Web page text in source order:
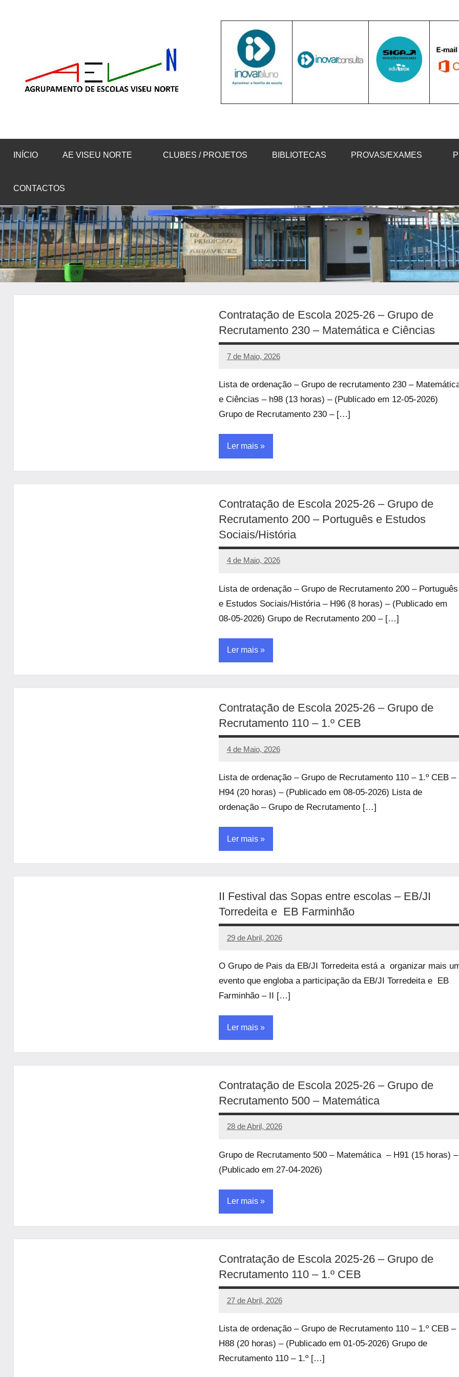
INÍCIO AE VISEU NORTE CLUBES / PROJETOS BIBLIOTECAS PROVAS/EXAMES
CONTACTOS
Contratação de Escola 2025-26 – Grupo de
Recrutamento 230 – Matemática e Ciências
7 de Maio, 2026
manueljulio
Sem
Lista de ordenação – Grupo de recrutamento 230 –
e Ciências – h98 (13 horas) – (Publicado em 12-05-2026)
Grupo de Recrutamento 230 – […]
Ler mais
Contratação de Escola 2025-26 – Grupo de
Recrutamento 200 – Português e Estudos
Sociais/História
4 de Maio, 2026
manueljulio
Sem
Lista de ordenação – Grupo de Recrutamento 200 – Português
e Estudos Sociais/História – H96 (8 horas) – (Publicado em
08-05-2026) Grupo de Recrutamento 200 – […]
Ler mais
Contratação de Escola 2025-26 – Grupo de
Recrutamento 110 – 1.º CEB
4 de Maio, 2026
manueljulio
Sem
Lista de ordenação – Grupo de Recrutamento 110 – 1.º CEB –
H94 (20 horas) – (Publicado em 08-05-2026) Lista de
ordenação – Grupo de Recrutamento […]
Ler mais
II Festival das Sopas entre escolas – EB/JI
Torredeita e EB Farminhão
29 de Abril, 2026
manueljulio
Sem
O Grupo de Pais da EB/JI Torredeita está a organizar mais
evento que engloba a participação da EB/JI Torredeita e EB
Farminhão – II […]
Ler mais
Contratação de Escola 2025-26 – Grupo de
Recrutamento 500 – Matemática
28 de Abril, 2026
manueljulio
Sem
Grupo de Recrutamento 500 – Matemática – H91 (15 horas) –
(Publicado em 27-04-2026)
Ler mais
Contratação de Escola 2025-26 – Grupo de
Recrutamento 110 – 1.º CEB
27 de Abril, 2026
manueljulio
Sem
Lista de ordenação – Grupo de Recrutamento 110 – 1.º CEB –
H88 (20 horas) – (Publicado em 01-05-2026) Grupo de
Recrutamento 110 – 1.º […]